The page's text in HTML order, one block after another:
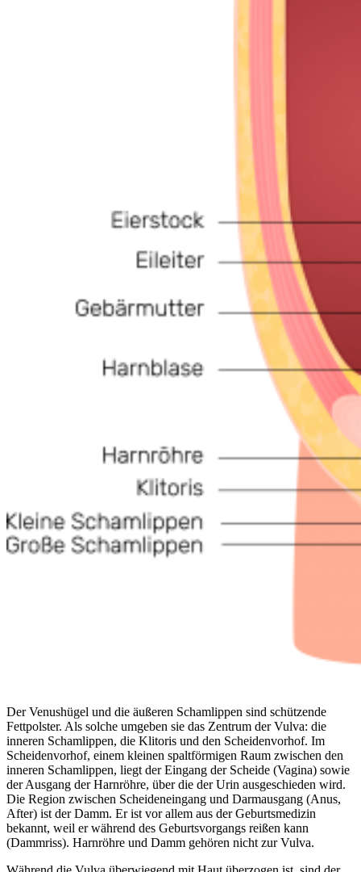
Der Venushügel und die äußeren Schamlippen sind schützende
Fettpolster. Als solche umgeben sie das Zentrum der Vulva: die
inneren Schamlippen, die Klitoris und den Scheidenvorhof. Im
Scheidenvorhof, einem kleinen spaltförmigen Raum zwischen den
inneren Schamlippen, liegt der Eingang der Scheide (Vagina) sowie
der Ausgang der Harnröhre, über die der Urin ausgeschieden wird.
Die Region zwischen Scheideneingang und Darmausgang (Anus,
After) ist der Damm. Er ist vor allem aus der Geburtsmedizin
bekannt, weil er während des Geburtsvorgangs reißen kann
(Dammriss). Harnröhre und Damm gehören nicht zur Vulva.